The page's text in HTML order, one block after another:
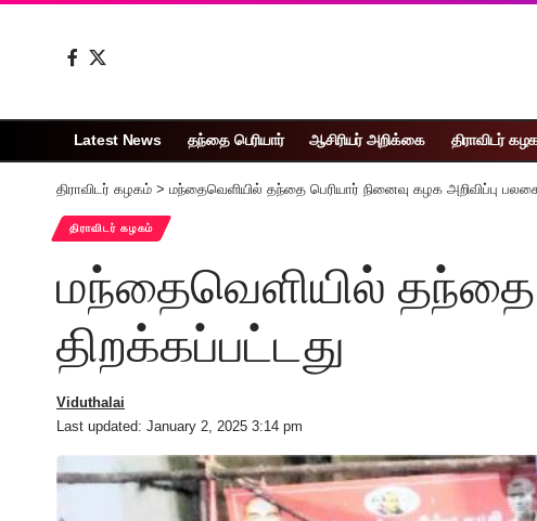
Latest News தந்தை பெரியார் ஆசிரியர் அறிக்கை திராவிடர்
திராவிடர் கழகம் > மந்தைவெளியில் தந்தை பெரியார் நினைவு கழக அறிவிப்பு
திராவிடர் கழகம்
மந்தைவெளியில் தந்தை
திறக்கப்பட்டது
Last updated: January 2, 2025 3:14 pm
Viduthalai